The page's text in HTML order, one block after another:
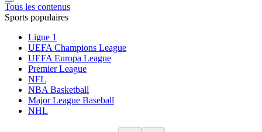
Tous les contenus
Sports populaires
Ligue 1
UEFA Champions League
UEFA Europa League
Premier League
NFL
NBA Basketball
Major League Baseball
NHL